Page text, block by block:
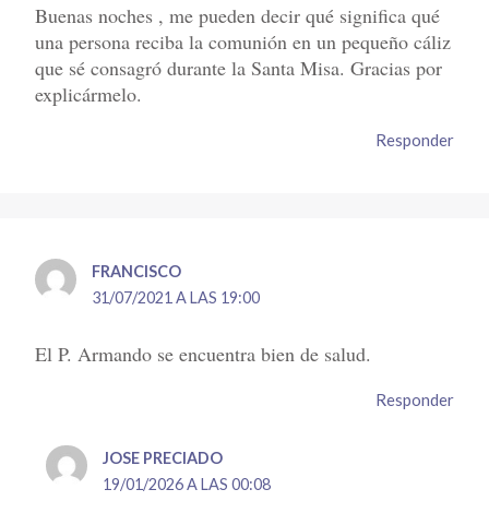
Buenas noches , me pueden decir qué significa qué
una persona reciba la comunión en un pequeño cáliz
que sé consagró durante la Santa Misa. Gracias por
explicármelo.
Responder
FRANCISCO
31/07/2021 A LAS 19:00
El P. Armando se encuentra bien de salud.
Responder
JOSE PRECIADO
19/01/2026 A LAS 00:08